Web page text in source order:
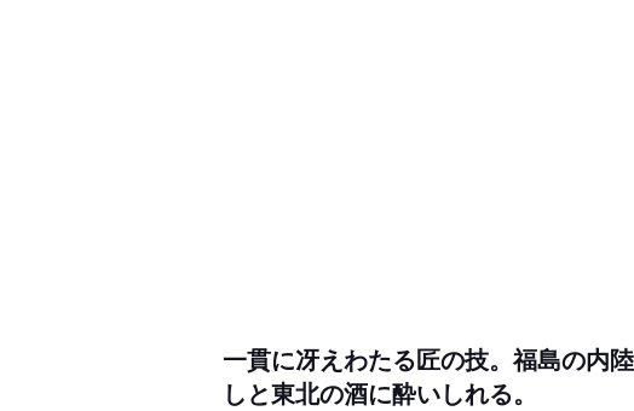
一貫に冴えわたる匠の技。福島の内
しと東北の酒に酔いしれる。